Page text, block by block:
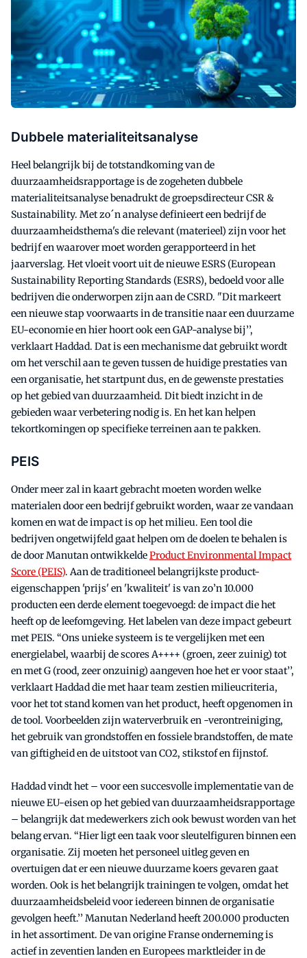
Dubbele materialiteitsanalyse
Heel belangrijk bij de totstandkoming van de
duurzaamheidsrapportage is de zogeheten dubbele
materialiteitsanalyse benadrukt de groepsdirecteur CSR &
Sustainability. Met zo´n analyse definieert een bedrijf de
duurzaamheidsthema's die relevant (materieel) zijn voor het
bedrijf en waarover moet worden gerapporteerd in het
jaarverslag. Het vloeit voort uit de nieuwe ESRS (European
Sustainability Reporting Standards (ESRS), bedoeld voor alle
bedrijven die onderworpen zijn aan de CSRD. "Dit markeert
een nieuwe stap voorwaarts in de transitie naar een duurzame
EU-economie en hier hoort ook een GAP-analyse bij’’,
verklaart Haddad. Dat is een mechanisme dat gebruikt wordt
om het verschil aan te geven tussen de huidige prestaties van
een organisatie, het startpunt dus, en de gewenste prestaties
op het gebied van duurzaamheid. Dit biedt inzicht in de
gebieden waar verbetering nodig is. En het kan helpen
tekortkomingen op specifieke terreinen aan te pakken.
PEIS
Onder meer zal in kaart gebracht moeten worden welke
materialen door een bedrijf gebruikt worden, waar ze vandaan
komen en wat de impact is op het milieu. Een tool die
bedrijven ongetwijfeld gaat helpen om de doelen te behalen is
de door Manutan ontwikkeldeProduct Environmental Impact
Score (PEIS). Aan de traditioneel belangrijkste product-
eigenschappen 'prijs' en 'kwaliteit' is van zo’n 10.000
producten een derde element toegevoegd: de impact die het
heeft op de leefomgeving. Het labelen van deze impact gebeurt
met PEIS. “Ons unieke systeem is te vergelijken met een
energielabel, waarbij de scores A++++ (groen, zeer zuinig) tot
en met G (rood, zeer onzuinig) aangeven hoe het er voor staat’’,
verklaart Haddad die met haar team zestien milieucriteria,
voor het tot stand komen van het product, heeft opgenomen in
de tool. Voorbeelden zijn waterverbruik en -verontreiniging,
het gebruik van grondstoffen en fossiele brandstoffen, de mate
van giftigheid en de uitstoot van CO2, stikstof en fijnstof.
Haddad vindt het – voor een succesvolle implementatie van de
nieuwe EU-eisen op het gebied van duurzaamheidsrapportage
– belangrijk dat medewerkers zich ook bewust worden van het
belang ervan. “Hier ligt een taak voor sleutelfiguren binnen een
organisatie. Zij moeten het personeel uitleg geven en
overtuigen dat er een nieuwe duurzame koers gevaren gaat
worden. Ook is het belangrijk trainingen te volgen, omdat het
duurzaamheidsbeleid voor iedereen binnen de organisatie
gevolgen heeft.’’ Manutan Nederland heeft 200.000 producten
in het assortiment. De van origine Franse onderneming is
actief in zeventien landen en Europees marktleider in de